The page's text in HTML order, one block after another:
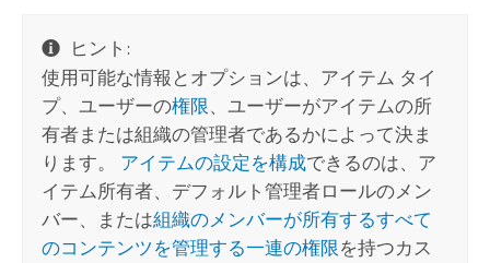
ヒント:
使用可能な情報とオプションは、アイテム タイ
プ、ユーザーの権限 、ユーザーがアイテムの所
有者または組織の管理者であるかによって決ま
ります。 アイテムの設定を構成できるのは、ア
イテム所有者、デフォルト管理者ロールのメン
バー、または組織のメンバーが所有するすべて
のコンテンツを管理する一連の権限 を持つカス